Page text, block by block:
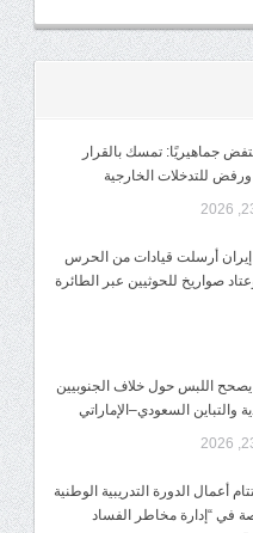
جماهيريًا: تمسك بالقرار
ورفض للتدخلات الخارجية
إيران أرسلت قيادات من الحرس
صواريخ للحوثيين عبر الطائرة
اللبس حول خلاف الجنوبيين
والتباين السعودي–الإماراتي
أعمال الدورة التدريبية الوطنية
في “إدارة مخاطر الفساد